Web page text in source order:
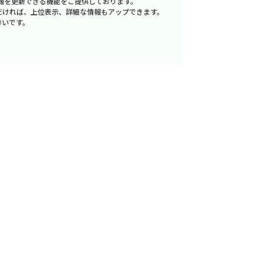
れば、上位表示、詳細な情報もアップできます。
です。